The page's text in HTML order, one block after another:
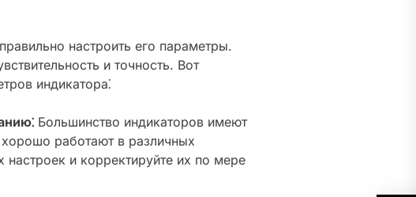
настроить его параметры.
и точность. Вот
индикатора⁚
Большинство индикаторов имеют
работают в различных
и корректируйте их по мере